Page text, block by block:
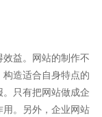
益。网站的制作不
造适合自身特点的
。只有把网站做成企
。另外，企业网站